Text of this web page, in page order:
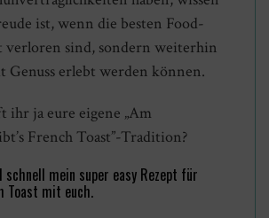
ist, wenn die besten Food-
verloren sind, sondern weiterhin
Genuss erlebt werden können.
ihr ja eure eigene „Am
French Toast”-Tradition?
mein super easy Rezept für
Toast mit euch.